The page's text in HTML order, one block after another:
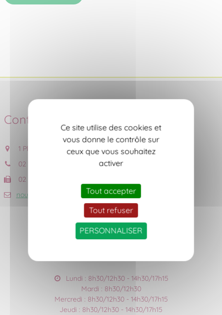
Contact
1 Place de l'Eglise, 44690 CHÂTEAU-THEBAUD
02 40 06 53 18
02 40 06 56 59
nous contacter
Lundi : 8h30/12h30 - 14h30/17h15
Mardi : 8h30/12h30
Mercredi : 8h30/12h30 - 14h30/17h15
Jeudi : 8h30/12h30 - 14h30/17h15
Ce site utilise des cookies et
vous donne le contrôle sur
ceux que vous souhaitez
activer
Tout accepter
Tout refuser
PERSONNALISER